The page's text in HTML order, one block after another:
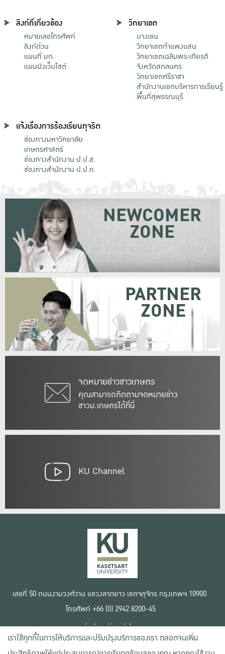
ลิงก์ที่เกี่ยวข้อง
หมายเลขโทรศัพท์
ลิงก์ด่วน
แผนที่ มก.
แผนผังเว็บไซต์
วิทยาเขต
บางเขน
วิทยาเขตกําแพงแสน
วิทยาเขตเฉลิมพระเกียรติ
จังหวัดสกลนคร
วิทยาเขตศรีราชา
สำนักงานเขตบริหารการเรียนรู้
พื้นที่สุพรรณบุรี
แจ้งเรื่องการร้องเรียนทุจริต
ช่องทางมหาวิทยาลัย
เกษตรศาสตร์
ช่องทางสำนักงาน ป.ป.ช.
ช่องทางสำนักงาน ป.ป.ท.
จดหมายข่าวชาวเกษตร
คุณสามารถติดตามจดหมายข่าว
ชาวม.เกษตรได้ที่นี่
NEWCOMER
ZONE
PARTNER
ZONE
KU Channel
เลขที่ 50 ถนนงามวงศ์วาน แขวงลาดยาว เขตจตุจักร กรุงเทพฯ 10900
โทรศัพท์ +66 (0) 2942 8200-45
เงื่อนไขการใช้งานเว็บไซต์
ข้อตกลงด้านสิทธิ์ใช้งาน
นโยบายความเป็นส่วนตัว
เราใช้คุกกี้ในการให้บริการและปรับปรุงบริการของเรา ตลอดจนเพิ่ม